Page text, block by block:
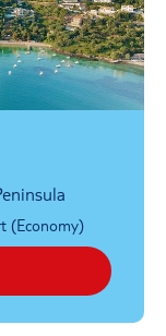
(Economy)